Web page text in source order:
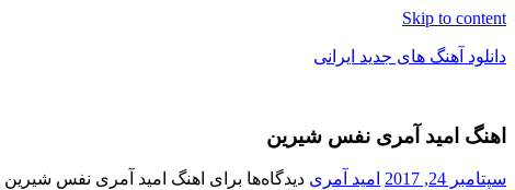
Skip to content
دانلود آهنگ های جدید ایرانی
فول
موزیک
اهنگ امید آمری نفس شیرین
سپتامبر 24, 2017 امید آمری دیدگاه‌ها برای اهنگ امید آمری نفس شیرین